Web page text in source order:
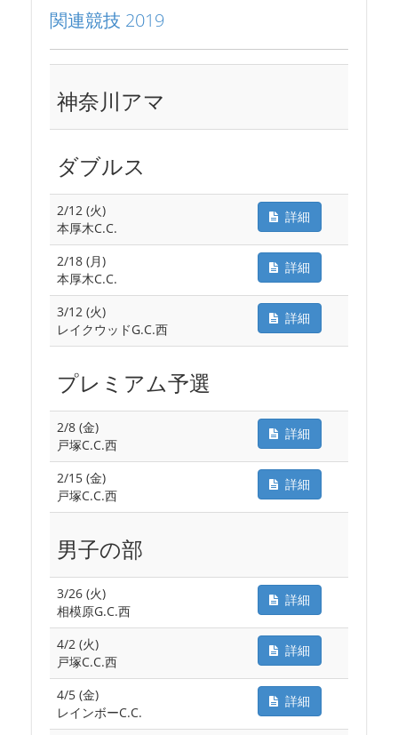
関連競技 2019
神奈川アマ
ダブルス
2/12 (火)
本厚木C.C.
詳細
2/18 (月)
本厚木C.C.
詳細
3/12 (火)
レイクウッドG.C.西
詳細
プレミアム予選
2/8 (金)
戸塚C.C.西
詳細
2/15 (金)
戸塚C.C.西
詳細
男子の部
3/26 (火)
相模原G.C.西
詳細
4/2 (火)
戸塚C.C.西
詳細
4/5 (金)
レインボーC.C.
詳細